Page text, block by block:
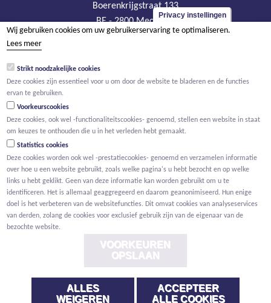
Boerenkrijgstraat 133
BE - 2800 Mechelen
tel +32 15 569 965
BTW BE 0466.256.432
Privacy Cookies Melding klokkenluider
Privacy instellingen
Wij gebruiken cookies om uw gebruikerservaring te optimaliseren.
Lees meer
Strikt noodzakelijke cookies
Deze cookies zijn essentieel voor u om door de website te bladeren en de functies
ervan te gebruiken.
Voorkeurscookies
Deze cookies, ook wel -functionaliteitscookies- genoemd, stellen een website in staat
om keuzes te onthouden die u in het verleden hebt gemaakt.
Statistics cookies
Deze cookies worden ook wel -prestatiecookies- genoemd en verzamelen informatie
over hoe u een website gebruikt, zoals welke pagina's u hebt bezocht en op welke
links u hebt geklikt. Geen van deze informatie kan worden gebruikt om u te
identificeren. Het is allemaal geaggregeerd en daarom geanonimiseerd. Hun enige
doel is het verbeteren van de websitefuncties. Dit omvat cookies van analyseservices
van derden, zolang de cookies voor exclusief gebruik zijn van de eigenaar van de
bezochte website.
VOORKEUREN
OPSLAAN
ALLES
WEIGEREN
ACCEPTEER
ALLE COOKIES